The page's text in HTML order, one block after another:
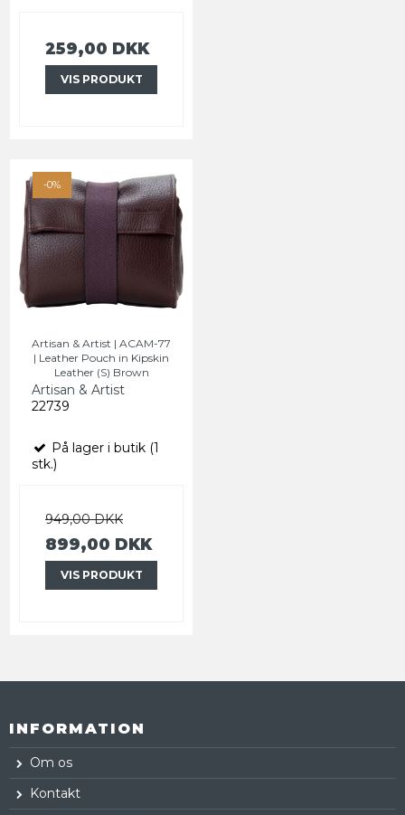
259,00 DKK
VIS PRODUKT
-0%
Artisan & Artist | ACAM-77
| Leather Pouch in Kipskin
Leather (S) Brown
Artisan & Artist
22739
På lager i butik (1
stk.)
949,00 DKK
899,00 DKK
VIS PRODUKT
INFORMATION
Om os
Kontakt